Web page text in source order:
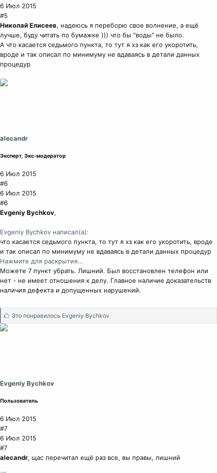
6 Июл 2015
#5
Николай Елисеев, надеюсь я переборю свое волнение, а ещё
лучше, буду читать по бумажке ))) что бы "воды" не было.
А что касается седьмого пункта, то тут я хз как его укоротить,
вроде и так описал по минимуму не вдаваясь в детали данных
процедур
alecandr
Эксперт, Экс-модератор
6 Июл 2015
#6
6 Июл 2015
#6
Evgeniy Bychkov,
Evgeniy Bychkov написал(а):
что касается седьмого пункта, то тут я хз как его укоротить, вроде
и так описал по минимуму не вдаваясь в детали данных процедур
Нажмите для раскрытия...
Можете 7 пункт убрать. Лишний. Был восстановлен телефон или
нет - не имеет отношения к делу. Главное наличие доказательств
наличия дефекта и допущенных нарушений.
С
и
:
Это понравилось Evgeniy Bychkov
Evgeniy Bychkov
Пользователь
6 Июл 2015
#7
6 Июл 2015
#7
alecandr, щас перечитал ещё раз все, вы правы, лишний